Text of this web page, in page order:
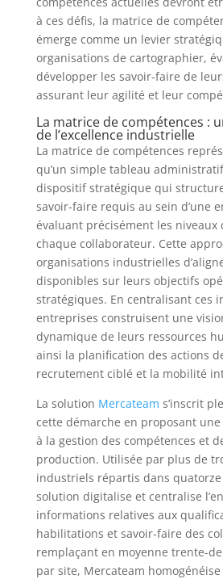
à ces défis, la matrice de
émerge comme un levier
organisations de cartographier,
développer les savoir-faire de
assurant leur agilité et leur
La matrice de compétences :
de l’excellence industrielle
La matrice de compétences
qu’un simple tableau
dispositif stratégique qui
savoir-faire requis au sein d’une
évaluant précisément les niveaux
chaque collaborateur. Cette
organisations industrielles
disponibles sur leurs objectifs
stratégiques. En centralisant ces
entreprises construisent une
dynamique de leurs ressources
ainsi la planification des actions
recrutement ciblé et la mobilité
La solution Mercateam s’inscrit
cette démarche en proposant
à la gestion des compétences et
production. Utilisée par plus de
industriels répartis dans quatorze
solution digitalise et centralise
informations relatives aux
habilitations et savoir-faire des
remplaçant en moyenne trente-
par site, Mercateam